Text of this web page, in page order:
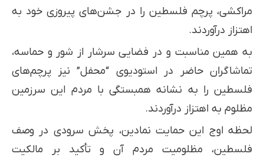
مراکشی، پرچم فلسطین را در جشن‌های پیروزی خود به
اهتزاز درآوردند.
به همین مناسبت و در فضایی سرشار از شور و حماسه،
تماشاگران حاضر در استودیوی “محفل” نیز پرچم‌های
فلسطین را به نشانه همبستگی با مردم این سرزمین
مظلوم به اهتزاز درآوردند.
لحظه اوج این حمایت نمادین، پخش سرودی در وصف
فلسطین، مظلومیت مردم آن و تأکید بر مالکیت